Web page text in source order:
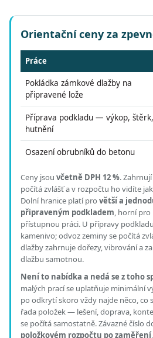
Orientační ceny za
Práce
Pokládka zámkové dlažby na
připravené lože
Příprava podkladu — výkop, štěrk,
hutnění
Osazení obrubníků do betonu
Ceny jsou včetně DPH 12 %.Zahrnují
počítá zvlášť a v rozpočtu ho vidíte
Dolní hranice platí pro větší a
připraveným podkladem, horní
přístupnou práci. U přípravy
kamenivo; odvoz zeminy se počítá
dlažby zahrnuje dořezy, vibrování a
dlažbu samotnou.
Není to nabídka a nedá se z toho
malých prací se uplatňuje minimální
po odkrytí skoro vždy najde něco, co
řada položek — lešení, doprava,
se počítá samostatně. Závazné číslo
položkovém rozpočtu po zaměření